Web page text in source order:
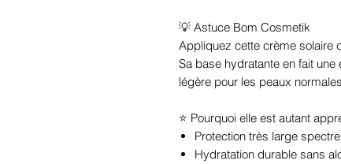
💡 Astuce Bom Cosmetik
Appliquez cette crème solaire
Sa base hydratante en fait
légère pour les peaux
⭐ Pourquoi elle est autant
Protection très large
Hydratation durable sans